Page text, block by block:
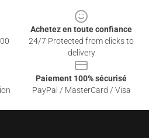
Achetez en toute confiance
24/7 Protected from clicks to
delivery
Paiement 100% sécurisé
PayPal / MasterCard / Visa